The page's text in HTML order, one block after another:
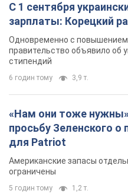
С 1 сентября
зарплаты: Корецкий
Одновременно с повышением
правительство объявило об
стипендий
6 годин тому 3,9 т.
«Нам они тоже
просьбу Зеленского о
для Patriot
Американские запасы
ограничены
5 годин тому 1,2 т.